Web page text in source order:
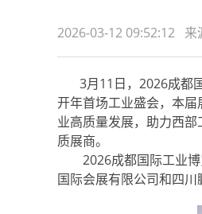
2026-03-12 09:52:12 来
3月11日，2026成都国
开年首场工业盛会，本
业高质量发展，助力西
质展商。
2026成都国际工业博
国际会展有限公司和四